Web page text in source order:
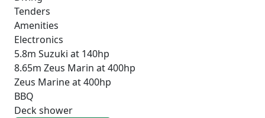
Tenders
Amenities
Electronics
5.8m Suzuki at 140hp
8.65m Zeus Marin at 400hp
Zeus Marine at 400hp
BBQ
Deck shower